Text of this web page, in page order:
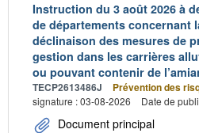
Instruction du 3 août 2026 à
de départements concernant
déclinaison des mesures de
gestion dans les carrières
ou pouvant contenir de
TECP2613486J Prévention des
signature : 03-08-2026
Date de
Document principal